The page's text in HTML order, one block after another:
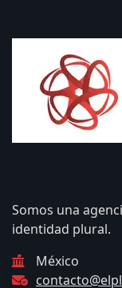
Somos una
identidad plural.
México